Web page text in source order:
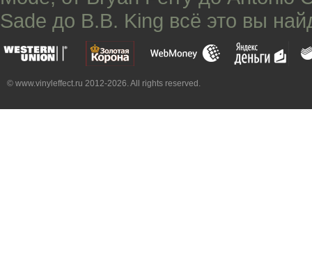
Sade до B.B. King всё это вы
© www.vinyleffect.ru 2012-2026. All rights reserved.